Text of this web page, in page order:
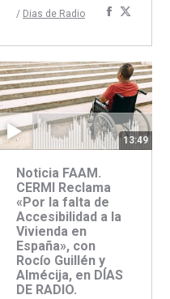
/ Dias de Radio
Compartir
13:49
Noticia FAAM.
CERMI Reclama
«Por la falta de
Accesibilidad a la
Vivienda en
España», con
Rocío Guillén y
Almécija, en DÍAS
DE RADIO.